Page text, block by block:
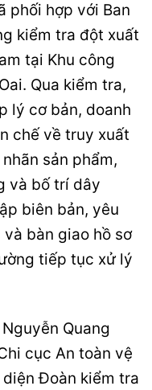
phối hợp với Ban
kiểm tra đột xuất
tại Khu công
Qua kiểm tra,
lý cơ bản, doanh
chế về truy xuất
sản phẩm,
và bố trí dây
biên bản, yêu
bàn giao hồ sơ
tiếp tục xử lý
Quang
cục An toàn vệ
Đoàn kiểm tra